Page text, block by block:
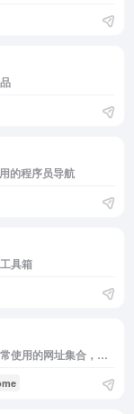
的程序员导航
具箱
程序员导航网是程序员导航网，便于程序员日常使用的网址集合，你想要的都在这里☺。